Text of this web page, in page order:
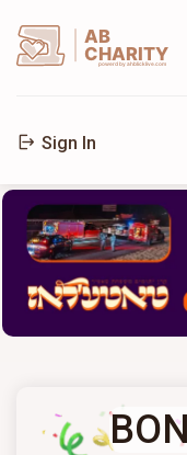
AB
CHARITY
powerd by ahblicklive.com
Sign In